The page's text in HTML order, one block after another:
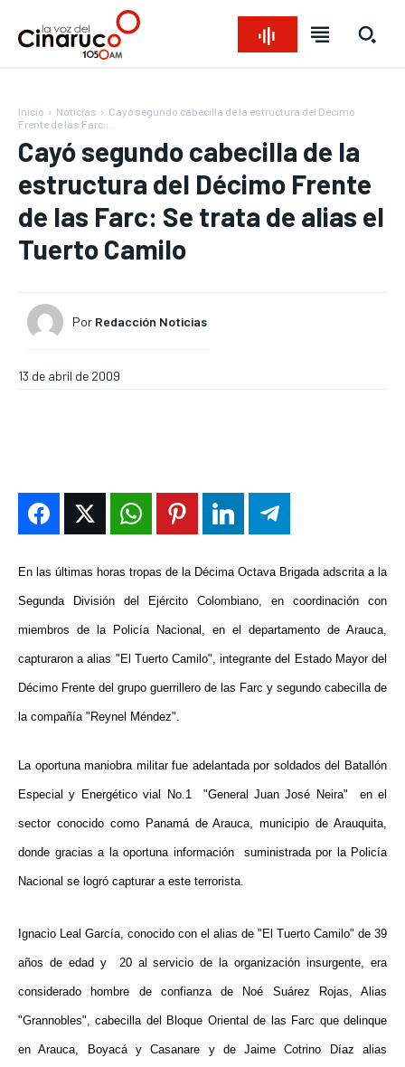
REGIONAL NACIONAL
NOTICIAS
EN VIVO
NOSOTROS
INSTITUCIONAL
PUATE CON NOSOTROS
REGIONAL NACIONAL
NOTICIAS
EN VIVO
NOSOTROS
INSTITUCIONAL
PUATE CON NOSOTROS
REGIONAL NACIONAL
NOTICIAS
EN VIVO
NOSOTROS
INSTITUCIONAL
PUATE CON NOSOTROS
REGIONAL NACIONAL
NOTICIAS
EN VIVO
NOSOTROS
INSTITUCIONAL
PUATE CON NOSOTROS
Inicio Noticias
Cayó segundo cabecilla de la estructura del Décimo
Frente de las Farc:...
Cayó segundo cabecilla de la
estructura del Décimo Frente
de las Farc: Se trata de alias el
Tuerto Camilo
Por Redacción Noticias
13 de abril de 2009
En las últimas horas tropas de la Décima Octava Brigada adscrita a la
Segunda División del Ejército Colombiano, en coordinación con
miembros de la Policía Nacional, en el departamento de Arauca,
capturaron a alias "El Tuerto Camilo", integrante del Estado Mayor del
Décimo Frente del grupo guerrillero de las Farc y segundo cabecilla de
la compañía "Reynel Méndez".
La oportuna maniobra militar fue adelantada por soldados del Batallón
Especial y Energético vial No.1 "General Juan José Neira" en el
sector conocido como Panamá de Arauca, municipio de Arauquita,
donde gracias a la oportuna información suministrada por la Policía
Nacional se logró capturar a este terrorista.
Ignacio Leal García, conocido con el alias de "El Tuerto Camilo" de 39
años de edad y 20 al servicio de la organización insurgente, era
considerado hombre de confianza de Noé Suárez Rojas, Alias
"Grannobles", cabecilla del Bloque Oriental de las Farc que delinque
en Arauca, Boyacá y Casanare y de Jaime Cotrino Díaz alias